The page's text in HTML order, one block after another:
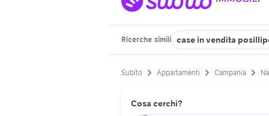
Ricerche simili case in vendita
Subito Appartamenti Campania
Cosa cerchi?